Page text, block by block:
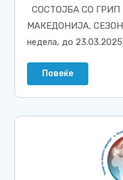
СОСТОЈБА СО ГРИП
МАКЕДОНИЈА,
недела, до
Повеќе